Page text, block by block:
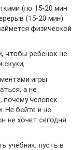
(по 15-20 мин
(15-20 мин).
физической
чтобы ребенок не
скуки;
игры.
а не
почему человек
Не бейте и не
не хочет сегодня
учебник, пусть в